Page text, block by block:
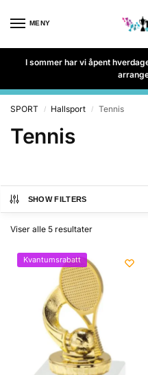
MENY
I sommer har vi åpent
SPORT / Hallsport / Tennis
Tennis
SHOW FILTERS
Viser alle 5 resultater
Kvantumsrabatt